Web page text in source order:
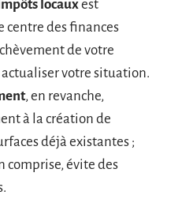
locauxest
centre des finances
de votre
votre situation.
, en revanche,
à la création de
déjà existantes ;
comprise, évite des